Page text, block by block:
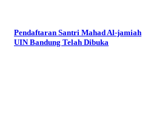
Pendaftaran Santri Mahad Al-jamiah
UIN Bandung Telah Dibuka